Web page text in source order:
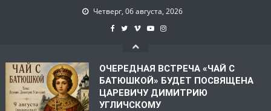
Четверг, 06 августа, 2026
ОЧЕРЕДНАЯ ВСТРЕЧА «ЧАЙ С
БАТЮШКОЙ» БУДЕТ ПОСВЯЩЕНА
ЦАРЕВИЧУ ДИМИТРИЮ
УГЛИЧСКОМУ